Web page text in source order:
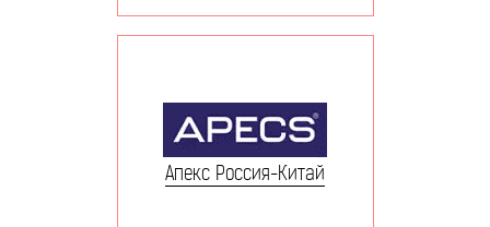
Апекс Россия-Китай